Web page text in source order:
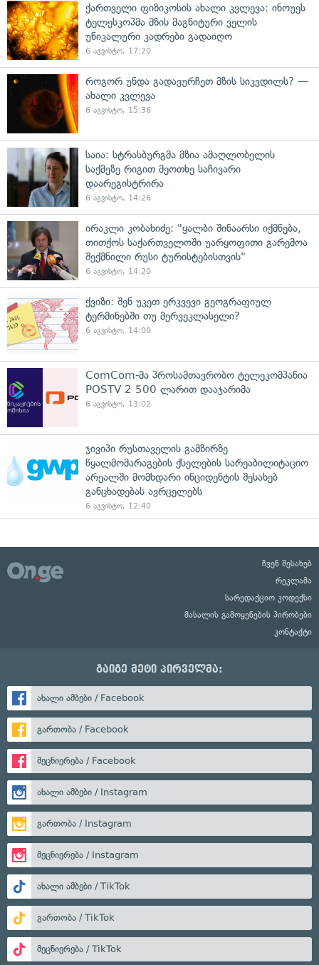
ქართველი ფიზიკოსის ახალი კვლევა: ინოუეს
ტელესკოპმა მზის მაგნიტური ველის
უნიკალური კადრები გადაიღო
6 აგვისტო, 17:20
როგორ უნდა გადავურჩეთ მზის სიკვდილს? —
ახალი კვლევა
6 აგვისტო, 15:36
საია: სტრასბურგმა მზია ამაღლობელის
საქმეზე რიგით მეოთხე საჩივარი
დაარეგისტრირა
6 აგვისტო, 14:26
ირაკლი კობახიძე: "ყალბი შინაარსი იქმნება,
თითქოს საქართველოში უარყოფითი გარემოა
შექმნილი რუსი ტურისტებისთვის"
6 აგვისტო, 14:20
ქვიზი: შენ უკეთ ერკვევი გეოგრაფიულ
ტერმინებში თუ მერვეკლასელი?
6 აგვისტო, 14:00
ComCom-მა პროსამთავრობო ტელეკომპანია
POSTV 2 500 ლარით დააჯარიმა
6 აგვისტო, 13:02
ჯივიპი რუსთაველის გამზირზე
წყალმომარაგების ქსელების სარეაბილიტაციო
არეალში მომხდარი ინციდენტის შესახებ
განცხადებას ავრცელებს
6 აგვისტო, 12:40
ჩვენ შესახებ
რეკლამა
სარედაქციო კოდექსი
მასალის გამოყენების პირობები
კონტაქტი
გაიგე მეტი პირველმა:
ახალი ამბები / Facebook
გართობა / Facebook
მეცნიერება / Facebook
ახალი ამბები / Instagram
გართობა / Instagram
მეცნიერება / Instagram
ახალი ამბები / TikTok
გართობა / TikTok
მეცნიერება / TikTok